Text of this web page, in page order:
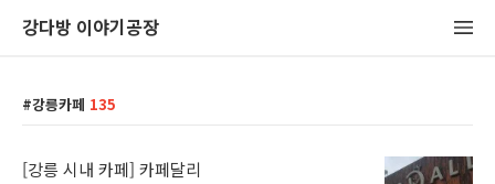
강다방 이야기공장
강릉카페 135
[강릉 시내 카페] 카페달리